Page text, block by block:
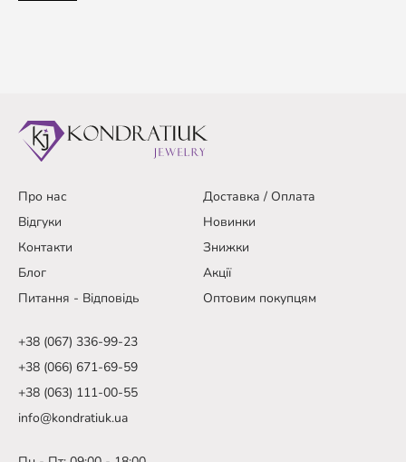
Про нас
Доставка / Оплата
Відгуки
Новинки
Контакти
Знижки
Блог
Акції
Питання - Відповідь
Оптовим покупцям
+38 (067) 336-99-23
+38 (066) 671-69-59
+38 (063) 111-00-55
info@kondratiuk.ua